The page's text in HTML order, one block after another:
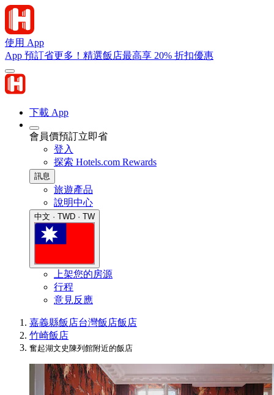
使用 App
App 預訂省更多！精選飯店最高享 20% 折扣優惠
下載 App
會員價預訂立即省
登入
探索 Hotels.com Rewards
訊息
旅遊產品
說明中心
中文 · TWD · TW
上架您的房源
行程
意見反應
嘉義縣飯店台灣飯店飯店
竹崎飯店
奮起湖文史陳列館附近的飯店